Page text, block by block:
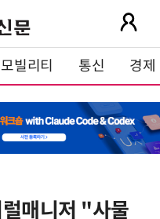
모빌리티 통신 경제
매니저 "사물